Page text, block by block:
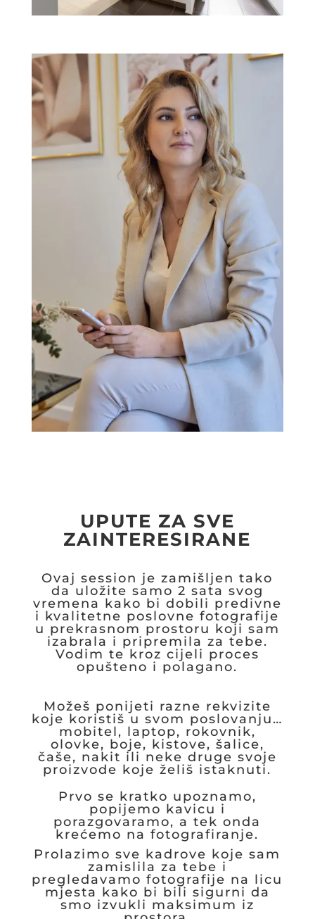
UPUTE ZA SVE
ZAINTERESIRANE
Ovaj session je zamišljen tako
da uložite samo 2 sata svog
vremena kako bi dobili predivne
i kvalitetne poslovne fotografije
u prekrasnom prostoru koji sam
izabrala i pripremila za tebe.
Vodim te kroz cijeli proces
opušteno i polagano.
Možeš ponijeti razne rekvizite
koje koristiš u svom poslovanju…
mobitel, laptop, rokovnik,
olovke, boje, kistove, šalice,
čaše, nakit ili neke druge svoje
proizvode koje želiš istaknuti.
Prvo se kratko upoznamo,
popijemo kavicu i
porazgovaramo, a tek onda
krećemo na fotografiranje.
Prolazimo sve kadrove koje sam
zamislila za tebe i
pregledavamo fotografije na licu
mjesta kako bi bili sigurni da
smo izvukli maksimum iz